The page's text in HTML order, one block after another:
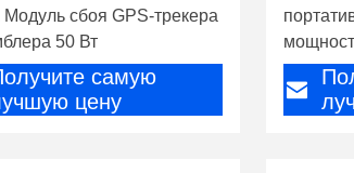
сбоя GPS-трекера
50 Вт
самую
цену
система